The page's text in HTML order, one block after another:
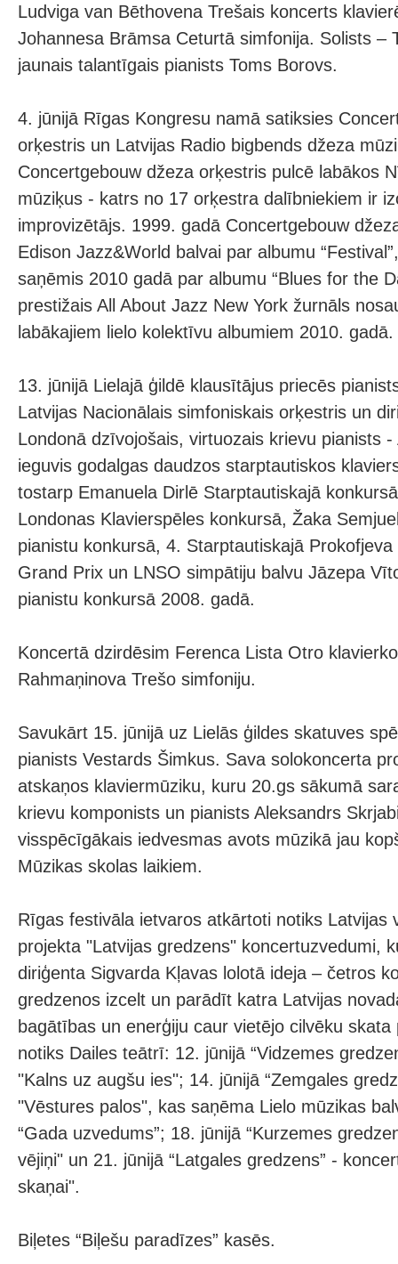
Ludviga van Bēthovena Trešais koncerts
Johannesa Brāmsa Ceturtā simfonija. Solists –
jaunais talantīgais pianists Toms Borovs.
4. jūnijā Rīgas Kongresu namā satiksies
orķestris un Latvijas Radio bigbends džeza
Concertgebouw džeza orķestris pulcē labākos
mūziķus - katrs no 17 orķestra dalībniekiem ir
improvizētājs. 1999. gadā Concertgebouw
Edison Jazz&World balvai par albumu
saņēmis 2010 gadā par albumu “Blues for the
prestižais All About Jazz New York žurnāls
labākajiem lielo kolektīvu albumiem 2010. gadā.
13. jūnijā Lielajā ģildē klausītājus priecēs
Latvijas Nacionālais simfoniskais orķestris un
Londonā dzīvojošais, virtuozais krievu pianists
ieguvis godalgas daudzos starptautiskos
tostarp Emanuela Dirlē Starptautiskajā
Londonas Klavierspēles konkursā, Žaka
pianistu konkursā, 4. Starptautiskajā
Grand Prix un LNSO simpātiju balvu Jāzepa
pianistu konkursā 2008. gadā.
Koncertā dzirdēsim Ferenca Lista Otro
Rahmaņinova Trešo simfoniju.
Savukārt 15. jūnijā uz Lielās ģildes skatuves
pianists Vestards Šimkus. Sava solokoncerta
atskaņos klaviermūziku, kuru 20.gs sākumā
krievu komponists un pianists Aleksandrs
visspēcīgākais iedvesmas avots mūzikā jau
Mūzikas skolas laikiem.
Rīgas festivāla ietvaros atkārtoti notiks Latvijas
projekta "Latvijas gredzens" koncertuzvedumi,
diriģenta Sigvarda Kļavas lolotā ideja – četros
gredzenos izcelt un parādīt katra Latvijas
bagātības un enerģiju caur vietējo cilvēku
notiks Dailes teātrī: 12. jūnijā “Vidzemes
"Kalns uz augšu ies"; 14. jūnijā “Zemgales
"Vēstures palos", kas saņēma Lielo mūzikas
“Gada uzvedums”; 18. jūnijā “Kurzemes
vējiņi" un 21. jūnijā “Latgales gredzens” -
skaņai".
Biļetes “Biļešu paradīzes” kasēs.